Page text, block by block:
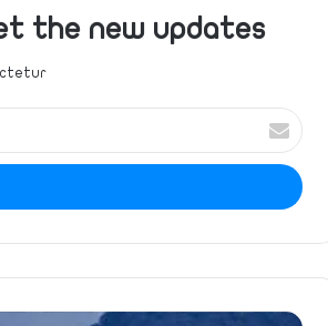
the new updates!
أدخل
بريدك
الإلكتروني